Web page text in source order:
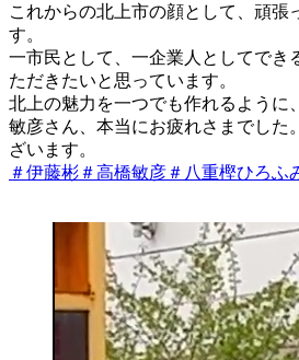
これからの北上市の顔として、頑張
す。
一市民として、一企業人としてでき
ただきたいと思っています。
北上の魅力を一つでも作れるように
敏彦さん、本当にお疲れさまでした
ざいます。
＃伊藤彬＃高橋敏彦＃八重樫ひろふ